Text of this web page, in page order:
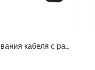
Силиконовые зажимы для обертывания кабеля с разрезной плетеной муфтой для управления проводами